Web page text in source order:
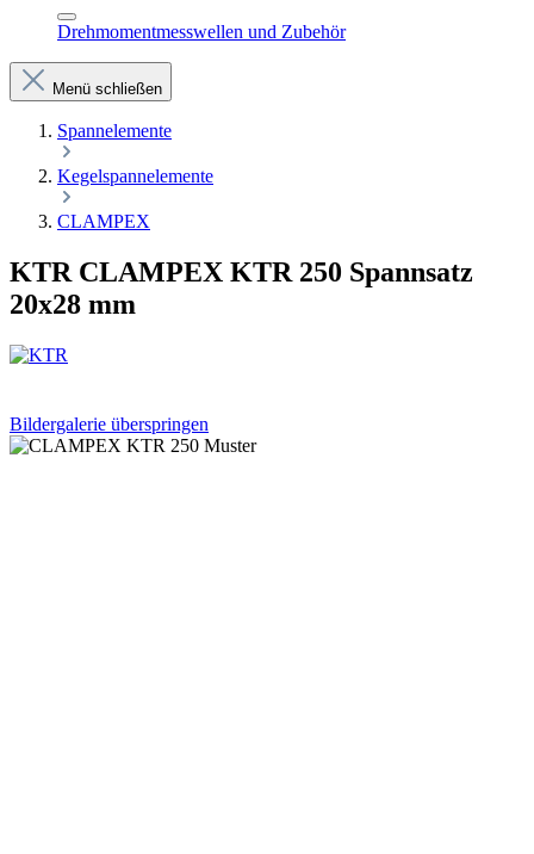
Drehmomentmesswellen und Zubehör
Menü schließen
Spannelemente
Kegelspannelemente
CLAMPEX
KTR CLAMPEX KTR 250 Spannsatz
20x28 mm
Bildergalerie überspringen